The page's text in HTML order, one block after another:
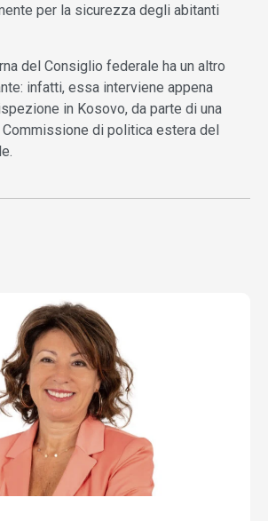
per la sicurezza degli abitanti
del Consiglio federale ha un altro
infatti, essa interviene appena
in Kosovo, da parte di una
di politica estera del